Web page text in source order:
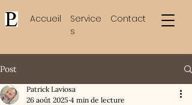
Accueil
Service
s
Contact
Post
Patrick Laviosa
26 août 2025 4 min de lecture